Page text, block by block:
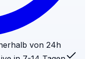
von 24h